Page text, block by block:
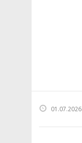
01.07.2026